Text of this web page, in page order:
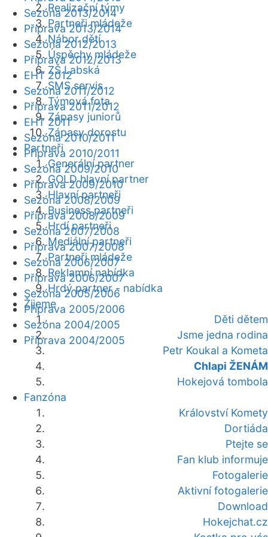
Realizační týmy
Partneři mládeže
Nábor dětí
Úspěchy mládeže
ZŠ Labská
SMS servis
Týmová fota
Zápasy juniorů
Zápasy dorostu
Partneři
Generální partner
GOLD hlavní partner
Hlavní partneři
Business partneři
Hrdí partneři
Mediální partneři
Partneři mládeže
Reklamní nabídka
Hrdý partner - nabídka
Žijeme
Děti dětem
Jsme jedna rodina
Petr Koukal a Kometa
Chlapi ŽENÁM
Hokejová tombola
Fanzóna
Království Komety
Dortiáda
Ptejte se
Fan klub informuje
Fotogalerie
Aktivní fotogalerie
Download
Hokejchat.cz
Sezóna 2013/2014
Příprava 2013/2014
Sezóna 2012/2013
Příprava 2012/2013
EHT 2012
Sezóna 2011/2012
Příprava 2011/2012
EHT 2011
Sezóna 2010/2011
Příprava 2010/2011
Sezóna 2009/2010
Příprava 2009/2010
Sezóna 2008/2009
Příprava 2008/2009
Sezóna 2007/2008
Příprava 2007/2008
Sezóna 2006/2007
Příprava 2006/2007
Sezóna 2005/2006
Příprava 2005/2006
Sezóna 2004/2005
Příprava 2004/2005